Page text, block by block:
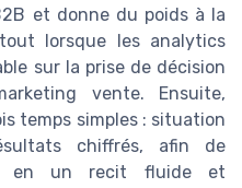
et donne du poids à la
lorsque les analytics
sur la prise de décision
vente. Ensuite,
temps simples : situation
chiffrés, afin de
en un recit fluide et